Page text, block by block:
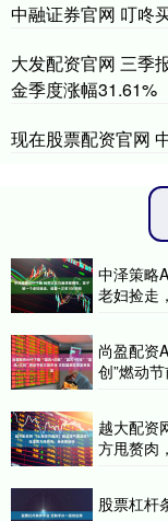
中融证券官网 叮咚
大发配资官网 三季
金季度涨幅31.61%
现在股票配资官网
中泽策略
老妇捡走
尚盈配资
创”燃动
越大配资
方甩赘肉
股票杠杆